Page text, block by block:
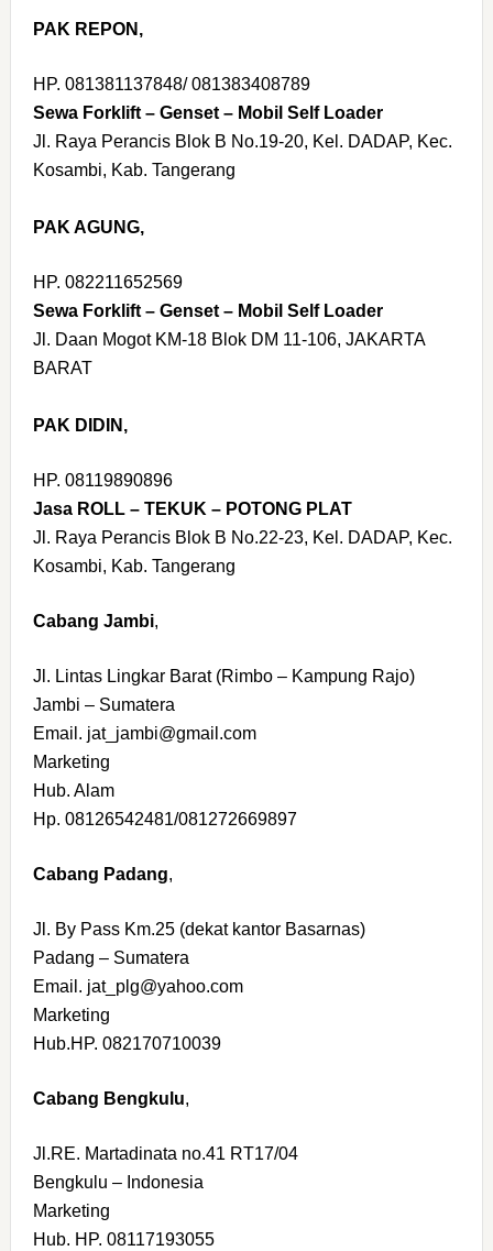
PAK REPON,
HP. 081381137848/ 081383408789
Sewa Forklift – Genset – Mobil Self Loader
Jl. Raya Perancis Blok B No.19-20, Kel. DADAP, Kec.
Kosambi, Kab. Tangerang
PAK AGUNG,
HP. 082211652569
Sewa Forklift – Genset – Mobil Self Loader
Jl. Daan Mogot KM-18 Blok DM 11-106, JAKARTA
BARAT
PAK DIDIN,
HP. 08119890896
Jasa ROLL – TEKUK – POTONG PLAT
Jl. Raya Perancis Blok B No.22-23, Kel. DADAP, Kec.
Kosambi, Kab. Tangerang
Cabang Jambi,
Jl. Lintas Lingkar Barat (Rimbo – Kampung Rajo)
Jambi – Sumatera
Email. jat_jambi@gmail.com
Marketing
Hub. Alam
Hp. 08126542481/081272669897
Cabang Padang,
Jl. By Pass Km.25 (dekat kantor Basarnas)
Padang – Sumatera
Email. jat_plg@yahoo.com
Marketing
Hub.HP. 082170710039
Cabang Bengkulu,
Jl.RE. Martadinata no.41 RT17/04
Bengkulu – Indonesia
Marketing
Hub. HP. 08117193055